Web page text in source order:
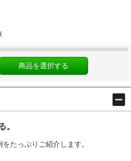
商品を選択する
。
たっぷりご紹介します。